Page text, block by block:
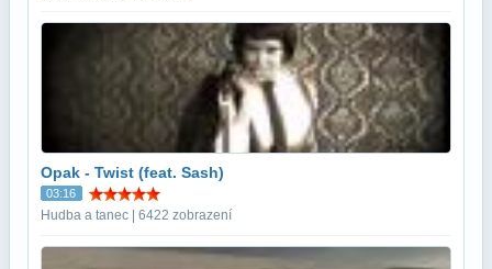
Opak - Twist (feat. Sash)
03:16
Hudba a tanec | 6422 zobrazení